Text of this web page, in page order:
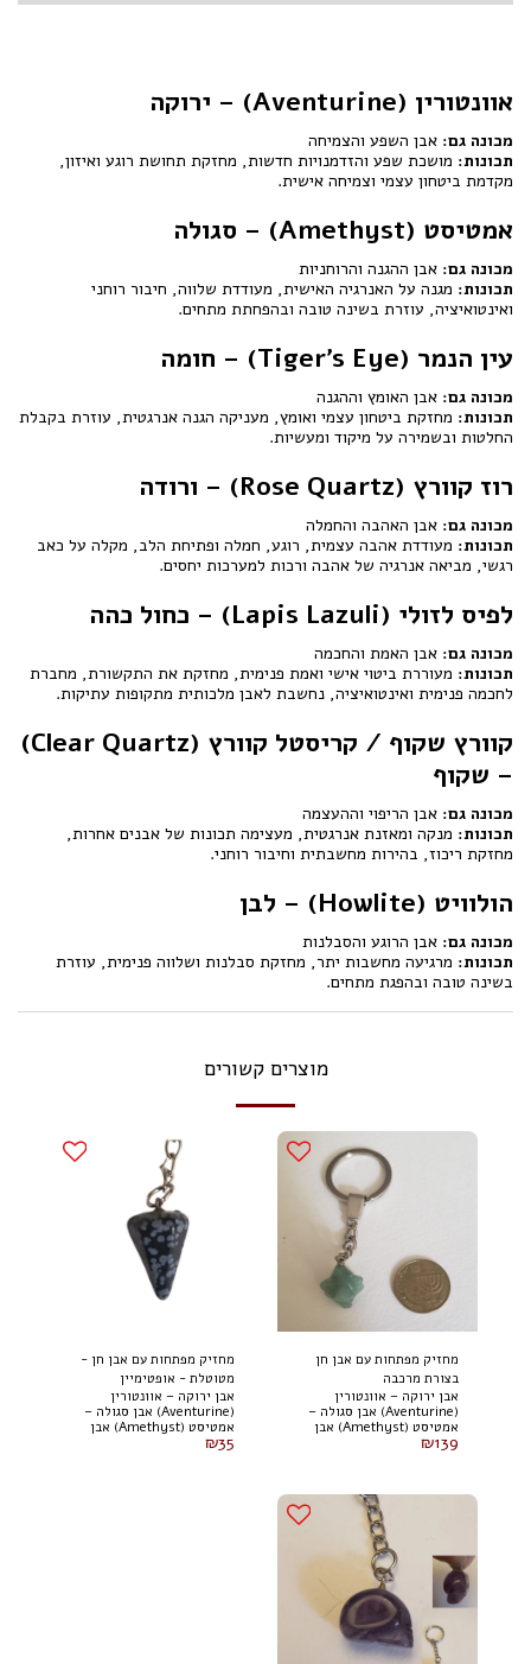
אוונטורין (Aventurine) – ירוקה
מכונה גם: אבן השפע והצמיחה
תכונות: מושכת שפע והזדמנויות חדשות, מחזקת תחושת רוגע ואיזון,
מקדמת ביטחון עצמי וצמיחה אישית.
אמטיסט (Amethyst) – סגולה
מכונה גם: אבן ההגנה והרוחניות
תכונות: מגנה על האנרגיה האישית, מעודדת שלווה, חיבור רוחני
ואינטואיציה, עוזרת בשינה טובה ובהפחתת מתחים.
עין הנמר (Tiger's Eye) – חומה
מכונה גם: אבן האומץ וההגנה
תכונות: מחזקת ביטחון עצמי ואומץ, מעניקה הגנה אנרגטית, עוזרת בקבלת
החלטות ובשמירה על מיקוד ומעשיות.
רוז קוורץ (Rose Quartz) – ורודה
מכונה גם: אבן האהבה והחמלה
תכונות: מעודדת אהבה עצמית, רוגע, חמלה ופתיחת הלב, מקלה על כאב
רגשי, מביאה אנרגיה של אהבה ורכות למערכות יחסים.
לפיס לזולי (Lapis Lazuli) – כחול כהה
מכונה גם: אבן האמת והחכמה
תכונות: מעוררת ביטוי אישי ואמת פנימית, מחזקת את התקשורת, מחברת
לחכמה פנימית ואינטואיציה, נחשבת לאבן מלכותית מתקופות עתיקות.
קוורץ שקוף / קריסטל קוורץ (Clear Quartz)
– שקוף
מכונה גם: אבן הריפוי וההעצמה
תכונות: מנקה ומאזנת אנרגטית, מעצימה תכונות של אבנים אחרות,
מחזקת ריכוז, בהירות מחשבתית וחיבור רוחני.
הולוויט (Howlite) – לבן
מכונה גם: אבן הרוגע והסבלנות
תכונות: מרגיעה מחשבות יתר, מחזקת סבלנות ושלווה פנימית, עוזרת
בשינה טובה ובהפגת מתחים.
מוצרים קשורים
מחזיק מפתחות עם אבן חן
בצורת מרכבה
אבן ירוקה – אוונטורין
(Aventurine) אבן סגולה –
אמטיסט (Amethyst) אבן
Lazuli) אבן שקופה – קוורץ
שקוף / קוורץ קריסטל (Clear
Quartz) אבן לבנה – הולוויט
(Howlite)
₪139
מחזיק מפתחות עם אבן חן -
מטוטלת - אופטימיין
אבן ירוקה – אוונטורין
(Aventurine) אבן סגולה –
אמטיסט (Amethyst) אבן
₪35